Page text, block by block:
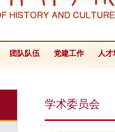
团队队伍 党建工作 人
学术委员会